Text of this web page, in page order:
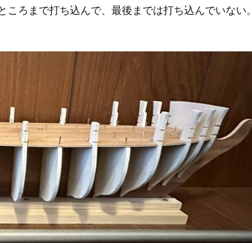
ろまで打ち込んで、最後までは打ち込んでいない。